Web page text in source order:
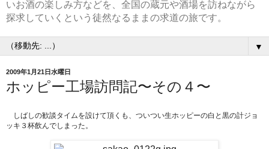
いお酒の楽しみ方などを、全国の蔵元や酒場を訪ねながら
探求していくという徒然なるままの求道の旅です。
▼
2009年1月21日水曜日
ホッピー工場訪問記〜その４〜
しばしの歓談タイムを設けて頂くも、ついつい生ホッピーの白と黒の計ジョ
ッキ３杯飲んでしまった。